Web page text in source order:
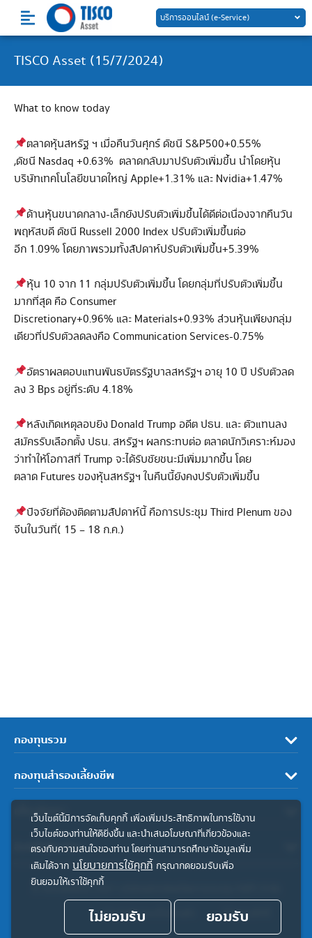
content
บริการออนไลน์ (e-Service)
TISCO Asset (15/7/2024)
What to know today
ตลาดหุ้นสหรัฐ ฯ เมื่อคืนวันศุกร์ ดัชนี S&P500+0.55%
,ดัชนี Nasdaq +0.63% ตลาดกลับมาปรับตัวเพิ่มขึ้น นำโดยหุ้น
บริษัทเทคโนโลยีขนาดใหญ่ Apple+1.31% และ Nvidia+1.47%
ด้านหุ้นขนาดกลาง-เล็กยังปรับตัวเพิ่มขึ้นได้ดีต่อเนื่องจากคืนวัน
พฤหัสบดี ดัชนี Russell 2000 Index ปรับตัวเพิ่มขึ้นต่อ
อีก 1.09% โดยภาพรวมทั้งสัปดาห์ปรับตัวเพิ่มขึ้น+5.39%
หุ้น 10 จาก 11 กลุ่มปรับตัวเพิ่มขึ้น โดยกลุ่มที่ปรับตัวเพิ่มขึ้น
มากที่สุด คือ Consumer
Discretionary+0.96% และ Materials+0.93% ส่วนหุ้นเพียงกลุ่ม
เดียวที่ปรับตัวลดลงคือ Communication Services-0.75%
อัตราผลตอบแทนพันธบัตรรัฐบาลสหรัฐฯ อายุ 10 ปี ปรับตัวลด
ลง 3 Bps อยู่ที่ระดับ 4.18%
หลังเกิดเหตุลอบยิง Donald Trump อดีต ปธน. และ ตัวแทนลง
สมัครรับเลือกตั้ง ปธน. สหรัฐฯ ผลกระทบต่อ ตลาดนักวิเคราะห์มอง
ว่าทำให้โอกาสที่ Trump จะได้รับชัยชนะมีเพิ่มมากขึ้น โดย
ตลาด Futures ของหุ้นสหรัฐฯ ในคืนนี้ยังคงปรับตัวเพิ่มขึ้น
ปัจจัยที่ต้องติดตามสัปดาห์นี้ คือการประชุม Third Plenum ของ
จีนในวันที่( 15 – 18 ก.ค.)
กองทุนรวม
กองทุนสำรองเลี้ยงชีพ
เกี่ยวกับเรา
ลิงค์ที่เกี่ยวข้อง
© สงวนลิขสิทธิ์ 2567 บริษัทหลักทรัพย์จัดการกองทุน ทิสโก้ จำกัด
ประกาศความเป็นส่วนตัว
คำสงวนสิทธิ์
เว็บไซต์นี้มีการจัดเก็บคุกกี้ เพื่อเพิ่มประสิทธิภาพในการใช้งาน
เว็บไซต์ของท่านให้ดียิ่งขึ้น และนำเสนอโฆษณาที่เกี่ยวข้องและ
ตรงกับความสนใจของท่าน โดยท่านสามารถศึกษาข้อมูลเพิ่ม
เติมได้จาก นโยบายการใช้คุกกี้ กรุณากดยอมรับเพื่อ
ยินยอมให้เราใช้คุกกี้
ไม่ยอมรับ ยอมรับ